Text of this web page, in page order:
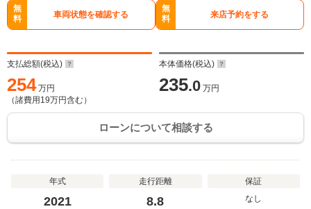
無
料
車両状態を確認する
無
料
来店予約をする
支払総額(税込)
254万円
（諸費用 19万円含む）
本体価格(税込)
235.0 万円
ローンについて相談する
年式
2021
走行距離
8.8
保証
なし